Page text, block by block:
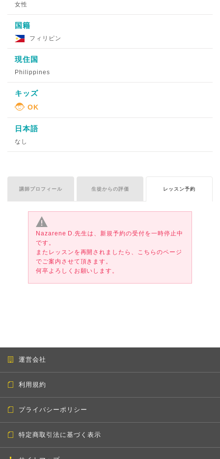
女性
国籍
フィリピン
現住国
Philippines
キッズ
日本語
なし
講師プロフィール 生徒からの評価 レッスン予約
Nazarene D.先生は、新規予約の受付を一時停止中
です。
またレッスンを再開されましたら、こちらのページ
でご案内させて頂きます。
何卒よろしくお願いします。
運営会社
利用規約
プライバシーポリシー
特定商取引法に基づく表示